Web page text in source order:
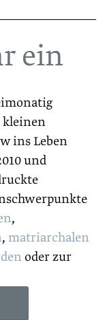
ein
kleinen
ins Leben
und
,
, matriarchalen
oder zur